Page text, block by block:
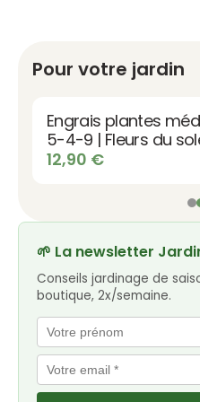
Pour votre jardin
Engrais plantes
5-4-9 | Fleurs du
12,90 €
🌱 La newsletter
Conseils jardinage de
boutique, 2x/semaine.